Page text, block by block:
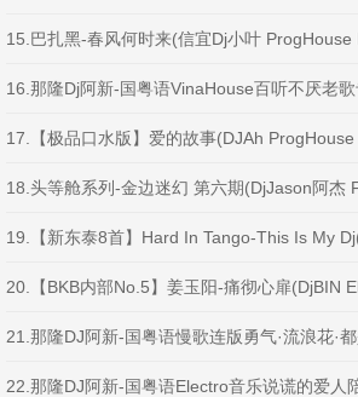
2025)那隆Dj阿新Edit
15.巴扎黑-春风何时来(信宜Dj小叶
Edit
16.那隆Dj阿新-国粤语VinaHouse百听不厌老
装大碟串烧
17.【极品口水版】爱的故事(DJAh
新修改
18.头等舱系列-金边迷幻 第六期(DjJason阿杰
2025)那隆Dj阿新修改巴巴的贝斯
19.【新东泰8首】Hard In Tango-This Is My
隆Dj阿新Edit
20.【BKB内部No.5】姜玉阳-痛彻心扉(DjBIN
修改
21.那隆DJ阿新-国粤语慢歌连版勇气·流浪花·
氛版串烧
22.那隆DJ阿新-国粤语Electro音乐说谎的爱人